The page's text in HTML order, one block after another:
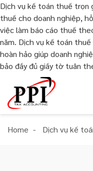
Dịch vụ kế toán thuế trọn
thuế cho doanh nghiệp,
việc làm báo cáo thuế
năm. Dịch vụ kế toán
hoàn hảo giúp doanh
bảo đầy đủ giấy tờ tuân
Home - Dịch vụ kế